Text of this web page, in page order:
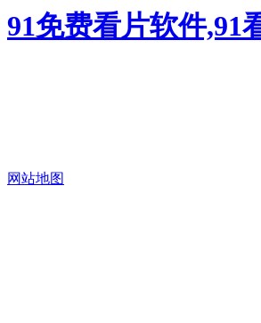
91免费看片软件,91
网站地图